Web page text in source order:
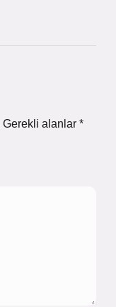
Gerekli alanlar *